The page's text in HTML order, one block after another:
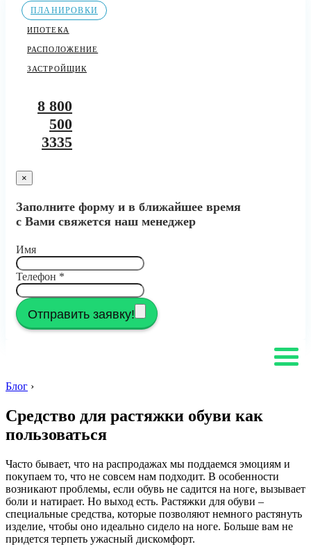
ПЛАНИРОВКИ
ИПОТЕКА
РАСПОЛОЖЕНИЕ
ЗАСТРОЙЩИК
8 800
500
3335
×
Заполните форму и в ближайшее время
с Вами свяжется наш менеджер
Имя
Телефон *
Отправить заявку!
Блог ›
Средство для растяжки обуви как
пользоваться
Часто бывает, что на распродажах мы поддаемся эмоциям и
покупаем то, что не совсем нам подходит. В особенности
возникают проблемы, если обувь не садится на ноге, вызывает
боли и натирает. Но выход есть. Растяжки для обуви –
специальные средства, которые позволяют немного растянуть
изделие, чтобы оно идеально сидело на ноге. Больше вам не
придется терпеть ужасный дискомфорт.